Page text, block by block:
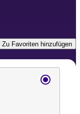
Zu Favoriten hinzufügen